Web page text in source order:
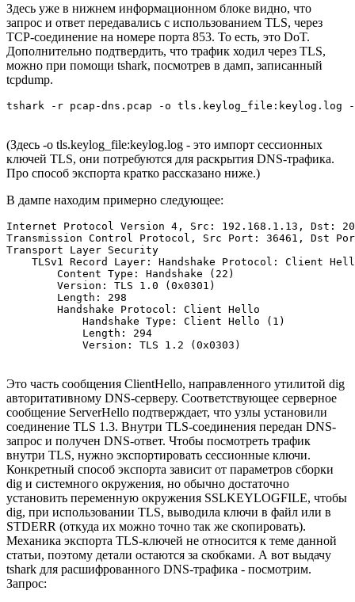
Здесь уже в нижнем информационном блоке видно, что
запрос и ответ передавались с использованием TLS, через
TCP-соединение на номере порта 853. То есть, это DoT.
Дополнительно подтвердить, что трафик ходил через TLS,
можно при помощи tshark, посмотрев в дамп, записанный
tcpdump.
tshark -r pcap-dns.pcap -o tls.keylog_file:keylog.log
(Здесь -o tls.keylog_file:keylog.log - это импорт сессионных
ключей TLS, они потребуются для раскрытия DNS-трафика.
Про способ экспорта кратко рассказано ниже.)
В дампе находим примерно следующее:
Internet Protocol Version 4, Src: 192.168.1.13, Dst:
Transmission Control Protocol, Src Port: 36461, Dst
Transport Layer Security
TLSv1 Record Layer: Handshake Protocol: Client
        Content Type: Handshake (22)
        Version: TLS 1.0 (0x0301)
        Length: 298
        Handshake Protocol: Client Hello
            Handshake Type: Client Hello (1)
            Length: 294
            Version: TLS 1.2 (0x0303)
Это часть сообщения ClientHello, направленного утилитой dig
авторитативному DNS-серверу. Соответствующее серверное
сообщение ServerHello подтверждает, что узлы установили
соединение TLS 1.3. Внутри TLS-соединения передан DNS-
запрос и получен DNS-ответ. Чтобы посмотреть трафик
внутри TLS, нужно экспортировать сессионные ключи.
Конкретный способ экспорта зависит от параметров сборки
dig и системного окружения, но обычно достаточно
установить переменную окружения SSLKEYLOGFILE, чтобы
dig, при использовании TLS, выводила ключи в файл или в
STDERR (откуда их можно точно так же скопировать).
Механика экспорта TLS-ключей не относится к теме данной
статьи, поэтому детали остаются за скобками. А вот выдачу
tshark для расшифрованного DNS-трафика - посмотрим.
Запрос: